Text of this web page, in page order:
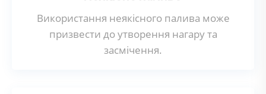
Використання неякісного палива може
призвести до утворення нагару та
засмічення.